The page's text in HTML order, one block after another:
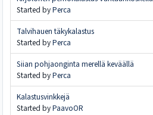
Started byPerca
Talvihauen täkykalastus
Started byPerca
Siian pohjaonginta merellä keväällä
Started byPerca
Kalastusvinkkejä
Started byPaavoOR